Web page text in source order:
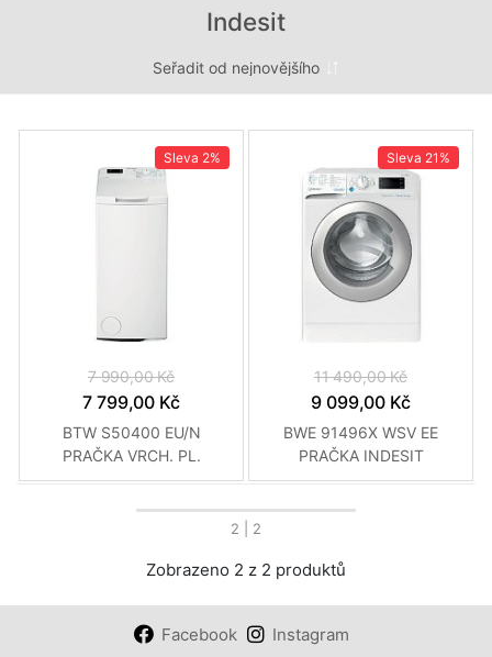
Indesit
Sleva 2%
7 990,00 Kč
7 799,00 Kč
BTW S50400 EU/N
PRAČKA VRCH. PL.
INDESIT
Sleva 21%
11 490,00 Kč
9 099,00 Kč
BWE 91496X WSV EE
PRAČKA INDESIT
2 | 2
Zobrazeno 2 z 2 produktů
Facebook Instagram